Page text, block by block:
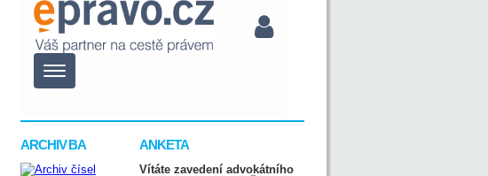
ARCHIV BA ANKETA
Vítáte zavedení advokátního